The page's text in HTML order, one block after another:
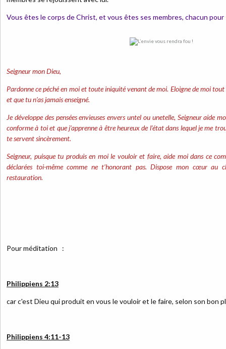
Vous êtes le corps de Christ, et vous êtes ses membres, chacun pour
Seigneur mon Dieu,
Pardonne ce péché en moi et toute iniquité venant de moi. Eloigne de moi
et que tu n’as jamais enseigné.
Je développe des pensées envieuses envers untel ou unetelle, Seigneur aide
conforme à toi et que j’apprenne à être heureux de l’état dans lequel je me
te servent sincèrement.
Seigneur, puisque tu produis en moi le vouloir et faire, aide moi dans ce
déclarées toi-même comme ne t’honorant pas. Dispose mon cœur au
restauration.
Pour méditation :
Philippiens 2:13
car c'est Dieu qui produit en vous le vouloir et le faire, selon son bon
Philippiens 4:11-13